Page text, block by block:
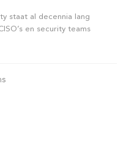
staat al decennia lang
en security teams